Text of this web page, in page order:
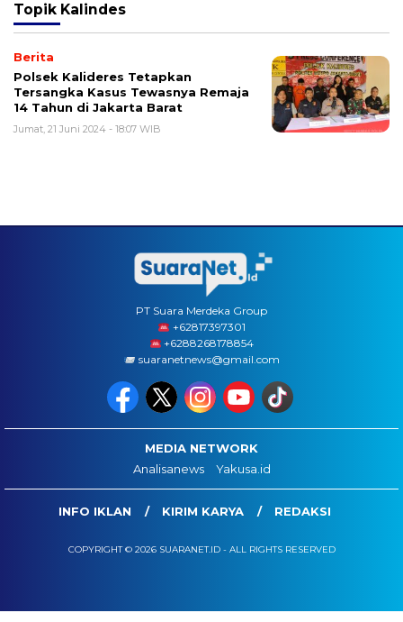
Topik Kalindes
Berita
Polsek Kalideres Tetapkan
Tersangka Kasus Tewasnya Remaja
14 Tahun di Jakarta Barat
Jumat, 21 Juni 2024 - 18:07 WIB
PT Suara Merdeka Group
‪+62817397301
+6288268178854
suaranetnews@gmail.com
MEDIA NETWORK
Analisanews
Yakusa.id
INFO IKLAN KIRIM KARYA REDAKSI
COPYRIGHT © 2026 SUARANET.ID - ALL RIGHTS RESERVED